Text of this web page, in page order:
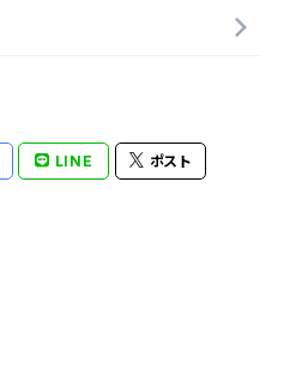
LINE ポスト